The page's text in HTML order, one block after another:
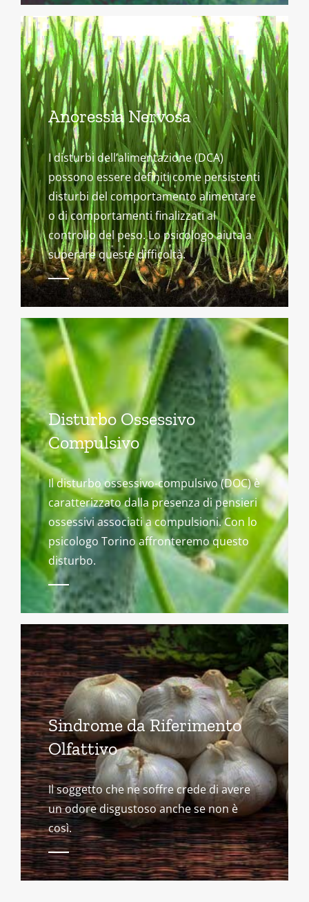
Anoressia Nervosa
I disturbi dell’alimentazione (DCA)
possono essere definiti come persistenti
disturbi del comportamento alimentare
o di comportamenti finalizzati al
controllo del peso. Lo psicologo aiuta a
superare queste difficoltà.
Disturbo Ossessivo
Compulsivo
Il disturbo ossessivo-compulsivo (DOC) è
caratterizzato dalla presenza di pensieri
ossessivi associati a compulsioni. Con lo
psicologo Torino affronteremo questo
disturbo.
Sindrome da Riferimento
Olfattivo
Il soggetto che ne soffre crede di avere
un odore disgustoso anche se non è
così.